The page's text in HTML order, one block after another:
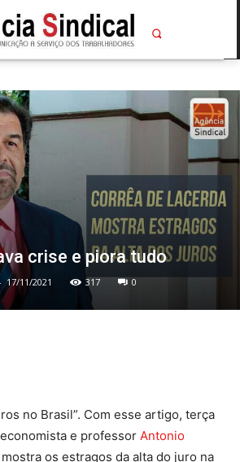
crise e piora tudo
17/11/2021 317 0
no Brasil”. Com esse artigo, terça
e professor Antonio
mostra os estragos da alta do juro na